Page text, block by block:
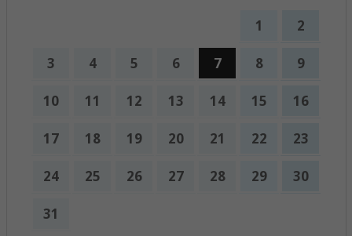
1 2
3 4 5 6 7 8 9
10 11 12 13 14 15 16
17 18 19 20 21 22 23
24 25 26 27 28 29 30
31